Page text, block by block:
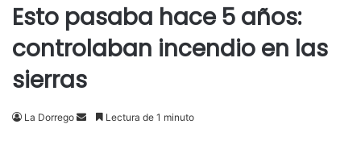
Esto pasaba hace 5 años:
controlaban incendio en las
sierras
La Dorrego
SendLectura de 1 minuto